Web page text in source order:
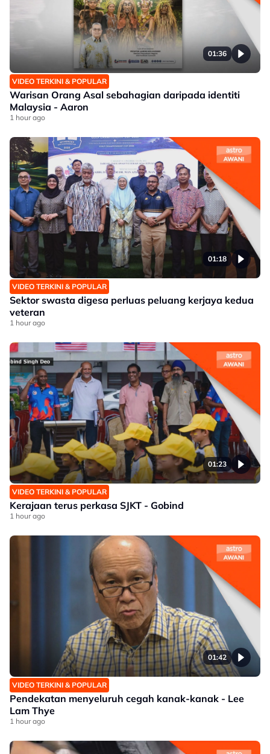
01:36
VIDEO TERKINI & POPULAR
Warisan Orang Asal sebahagian daripada identiti
Malaysia - Aaron
1 hour ago
01:18
VIDEO TERKINI & POPULAR
Sektor swasta digesa perluas peluang kerjaya kedua
veteran
1 hour ago
01:23
VIDEO TERKINI & POPULAR
Kerajaan terus perkasa SJKT - Gobind
1 hour ago
01:42
VIDEO TERKINI & POPULAR
Pendekatan menyeluruh cegah kanak-kanak - Lee
Lam Thye
1 hour ago